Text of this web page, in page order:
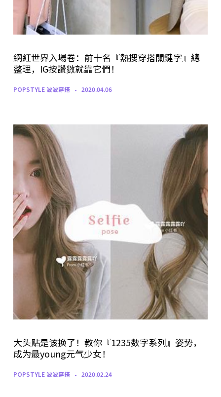
網紅世界入場卷：前十名『熱搜穿搭關鍵字』總
整理，IG按讚數就靠它們！
POPSTYLE 波波穿搭 2020.04.06
大头贴是该换了！教你『1235数字系列』姿势，
成为最young元气少女！
POPSTYLE 波波穿搭 2020.02.24